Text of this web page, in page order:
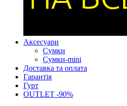
Аксесуари
Сумки
Сумки-mini
Доставка та оплата
Гарантія
Гурт
OUTLET -90%